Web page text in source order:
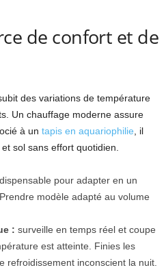
de confort et de
des variations de température
Un chauffage moderne assure
à un tapis en aquariophilie, il
sol sans effort quotidien.
pour adapter en un
modèle adapté au volume
: surveille en temps réel et coupe
est atteinte. Finies les
refroidissement inconscient la nuit.